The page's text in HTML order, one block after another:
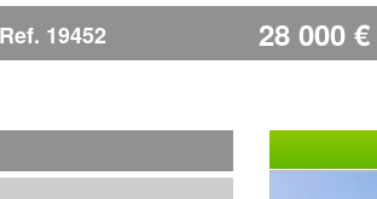
Ref. 19452 28 000 €